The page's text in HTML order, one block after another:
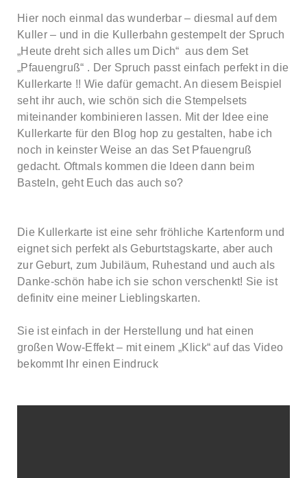
Hier noch einmal das wunderbar – diesmal auf dem
Kuller – und in die Kullerbahn gestempelt der Spruch
„Heute dreht sich alles um Dich“ aus dem Set
„Pfauengruß“ . Der Spruch passt einfach perfekt in die
Kullerkarte !! Wie dafür gemacht. An diesem Beispiel
seht ihr auch, wie schön sich die Stempelsets
miteinander kombinieren lassen. Mit der Idee eine
Kullerkarte für den Blog hop zu gestalten, habe ich
noch in keinster Weise an das Set Pfauengruß
gedacht. Oftmals kommen die Ideen dann beim
Basteln, geht Euch das auch so?
Die Kullerkarte ist eine sehr fröhliche Kartenform und
eignet sich perfekt als Geburtstagskarte, aber auch
zur Geburt, zum Jubiläum, Ruhestand und auch als
Danke-schön habe ich sie schon verschenkt! Sie ist
definitv eine meiner Lieblingskarten.
Sie ist einfach in der Herstellung und hat einen
großen Wow-Effekt – mit einem „Klick“ auf das Video
bekommt Ihr einen Eindruck